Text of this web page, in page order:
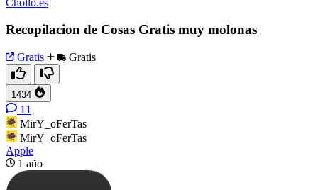
Recopilacion de Cosas Gratis muy molonas
Gratis Gratis
1434
11
MirY_oFerTas
MirY_oFerTas
Apple
1 año